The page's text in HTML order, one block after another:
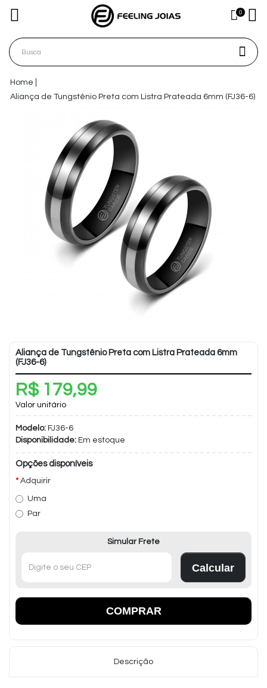
0
Home
Aliança de Tungstênio Preta com Listra Prateada 6mm (FJ36-6)
Aliança de Tungstênio Preta com Listra Prateada 6mm
(FJ36-6)
R$ 179,99
Valor unitário
Modelo: FJ36-6
Disponibilidade: Em estoque
Opções disponíveis
Adquirir
Uma
Par
Simular Frete
Calcular
COMPRAR
Descrição